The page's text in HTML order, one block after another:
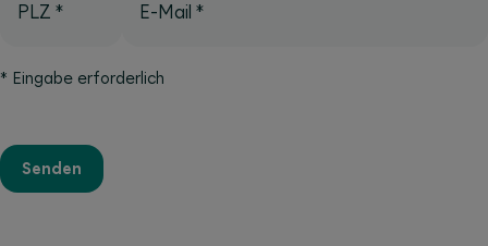
PLZ * E-Mail *
* Eingabe erforderlich
Senden